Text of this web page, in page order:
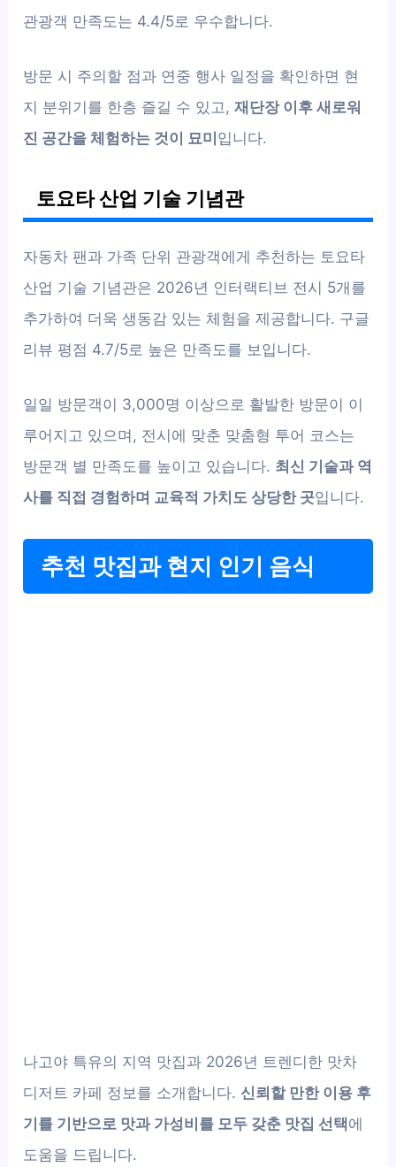
관광객 만족도는 4.4/5로 우수합니다.
방문 시 주의할 점과 연중 행사 일정을 확인하면 현
지 분위기를 한층 즐길 수 있고,재단장 이후 새로워
진 공간을 체험하는 것이 묘미입니다.
토요타 산업 기술 기념관
자동차 팬과 가족 단위 관광객에게 추천하는 토요타
산업 기술 기념관은 2026년 인터랙티브 전시 5개를
추가하여 더욱 생동감 있는 체험을 제공합니다. 구글
리뷰 평점 4.7/5로 높은 만족도를 보입니다.
일일 방문객이 3,000명 이상으로 활발한 방문이 이
루어지고 있으며, 전시에 맞춘 맞춤형 투어 코스는
방문객 별 만족도를 높이고 있습니다. 최신 기술과 역
사를 직접 경험하며 교육적 가치도 상당한 곳입니다.
추천 맛집과 현지 인기 음식
나고야 특유의 지역 맛집과 2026년 트렌디한 맛차
디저트 카페 정보를 소개합니다. 신뢰할 만한 이용 후
기를 기반으로 맛과 가성비를 모두 갖춘 맛집 선택에
도움을 드립니다.